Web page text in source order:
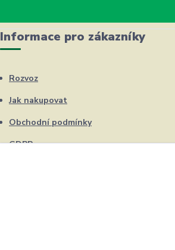
Informace pro zákazníky
Rozvoz
Jak nakupovat
Obchodní podmínky
GDPR